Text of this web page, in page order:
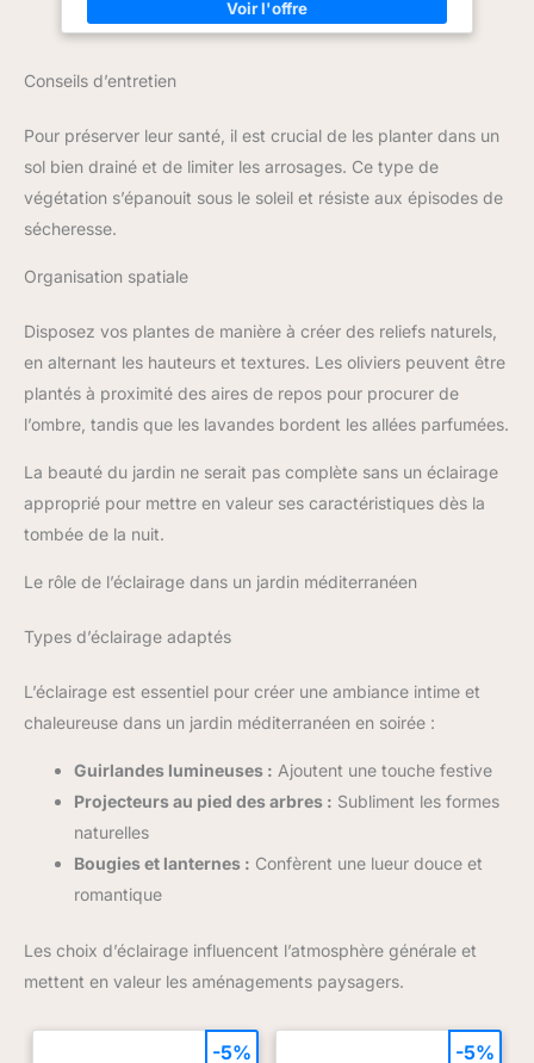
Conseils d’entretien
Pour préserver leur santé, il est crucial de les planter dans un
sol bien drainé et de limiter les arrosages. Ce type de
végétation s’épanouit sous le soleil et résiste aux épisodes de
sécheresse.
Organisation spatiale
Disposez vos plantes de manière à créer des reliefs naturels,
en alternant les hauteurs et textures. Les oliviers peuvent être
plantés à proximité des aires de repos pour procurer de
l’ombre, tandis que les lavandes bordent les allées parfumées.
La beauté du jardin ne serait pas complète sans un éclairage
approprié pour mettre en valeur ses caractéristiques dès la
tombée de la nuit.
Le rôle de l’éclairage dans un jardin méditerranéen
Types d’éclairage adaptés
L’éclairage est essentiel pour créer une ambiance intime et
chaleureuse dans un jardin méditerranéen en soirée :
Guirlandes lumineuses : Ajoutent une touche festive
Projecteurs au pied des arbres : Subliment les formes
naturelles
Bougies et lanternes : Confèrent une lueur douce et
romantique
Les choix d’éclairage influencent l’atmosphère générale et
mettent en valeur les aménagements paysagers.
-5% -5%